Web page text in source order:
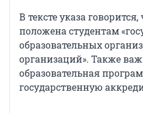
В тексте указа
положена студентам
образовательных
организаций». Также
образовательная
государственную